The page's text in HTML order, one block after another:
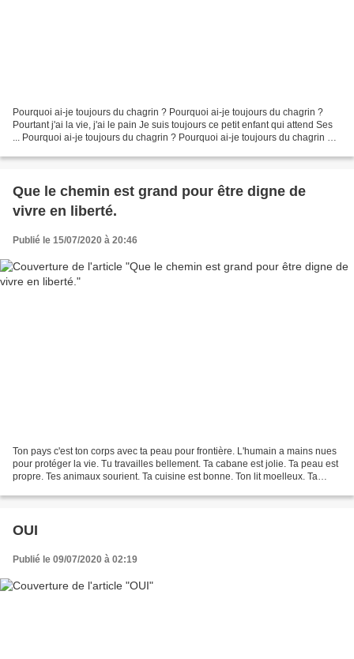
Pourquoi ai-je toujours du chagrin ? Pourquoi ai-je toujours du chagrin ?
Pourtant j'ai la vie, j'ai le pain Je suis toujours ce petit enfant qui attend Ses
... Pourquoi ai-je toujours du chagrin ? Pourquoi ai-je toujours du chagrin ?
Que le chemin est grand pour être digne de
vivre en liberté.
Publié le 15/07/2020 à 20:46
Ton pays c'est ton corps avec ta peau pour frontière. L'humain a mains nues
pour protéger la vie. Tu travailles bellement. Ta cabane est jolie. Ta peau est
propre. Tes animaux sourient. Ta cuisine est bonne. Ton lit moelleux. Ta
OUI
Publié le 09/07/2020 à 02:19